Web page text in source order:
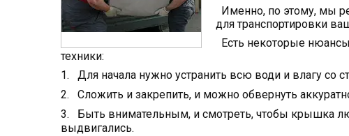
Именно, по этому, мы
для транспортировки
Есть некоторые
техники:
1.
Для начала нужно устранить всю води и влагу со
2.
Сложить и закрепить, и можно обвернуть
3.
Быть внимательным, и смотреть, чтобы крышка
выдвигались.